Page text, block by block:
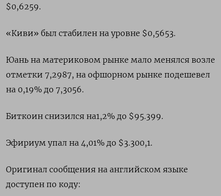
$0,6259​.
«Киви» был стабилен на уровне $0,5653​.
Юань на материковом рынке мало менялся возле
отметки​ 7,2987​, на офшорном рынке подешевел
на 0,19% до 7,3056.
Биткоин снизился на1,2% до $95.399.
Эфириум упал на 4,01% до $3.300,1.
Оригинал сообщения на английском языке
доступен по коду: